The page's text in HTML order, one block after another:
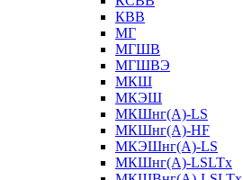
КВВ
МГ
МГШВ
МГШВЭ
МКШ
МКЭШ
МКШнг(А)-LS
МКШнг(А)-HF
МКЭШнг(А)-LS
МКШнг(А)-LSLTx